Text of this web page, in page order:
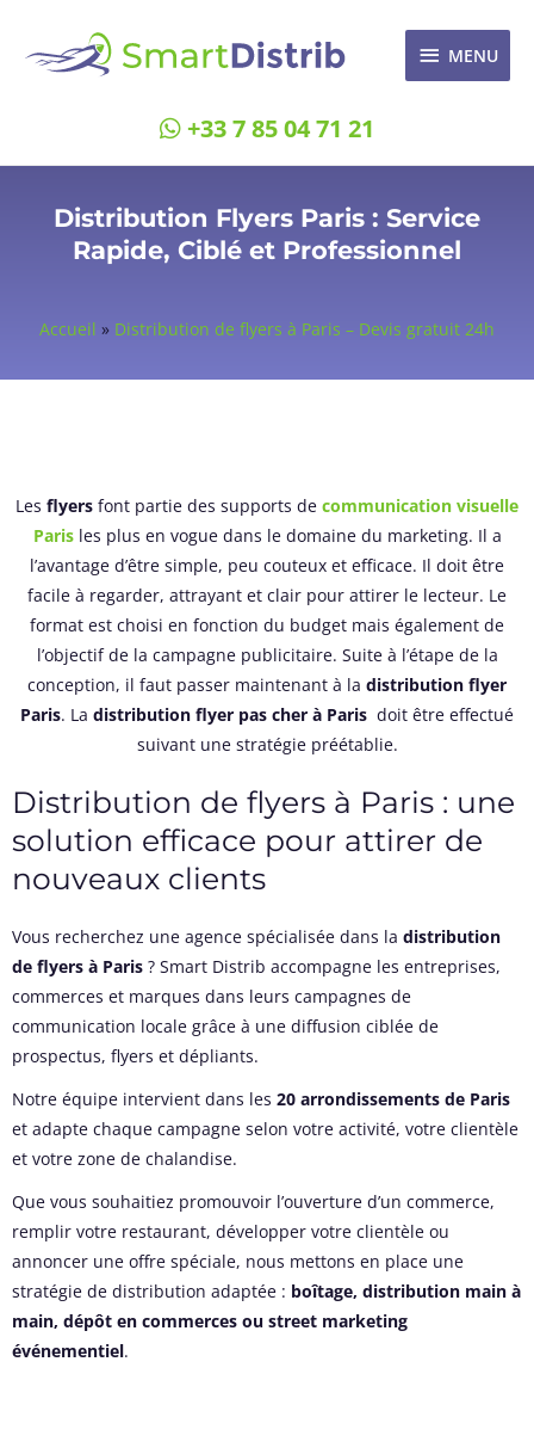
MENU
+33 7 85 04 71 21
Distribution Flyers Paris : Service
Rapide, Ciblé et Professionnel
Accueil » Distribution de flyers à Paris – Devis gratuit 24h
Les flyers font partie des supports de communication visuelle
Parisles plus en vogue dans le domaine du marketing. Il a
l’avantage d’être simple, peu couteux et efficace. Il doit être
facile à regarder, attrayant et clair pour attirer le lecteur. Le
format est choisi en fonction du budget mais également de
l’objectif de la campagne publicitaire. Suite à l’étape de la
conception, il faut passer maintenant à la distribution flyer
Paris. La distribution flyer pas cher à Paris doit être effectué
suivant une stratégie préétablie.
Distribution de flyers à Paris : une
solution efficace pour attirer de
nouveaux clients
Vous recherchez une agence spécialisée dans la distribution
de flyers à Paris ? Smart Distrib accompagne les entreprises,
commerces et marques dans leurs campagnes de
communication locale grâce à une diffusion ciblée de
prospectus, flyers et dépliants.
Notre équipe intervient dans les 20 arrondissements de Paris
et adapte chaque campagne selon votre activité, votre clientèle
et votre zone de chalandise.
Que vous souhaitiez promouvoir l’ouverture d’un commerce,
remplir votre restaurant, développer votre clientèle ou
annoncer une offre spéciale, nous mettons en place une
stratégie de distribution adaptée : boîtage, distribution main à
main, dépôt en commerces ou street marketing
événementiel.